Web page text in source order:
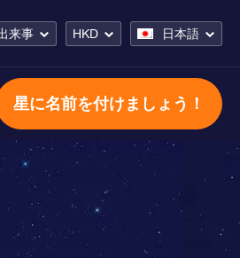
来事 HKD 日本語
星に名前を付けましょう！